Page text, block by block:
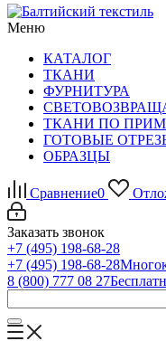
Меню
КАТАЛОГ
ТКАНИ
ФУРНИТУРА
ТКАНИ ПО
ГОТОВЫЕ
ОБРАЗЦЫ
Сравнение0
Заказать звонок
+7 (495) 198-68-28
+7 (495) 198-68-28
8 (800) 777 08 27